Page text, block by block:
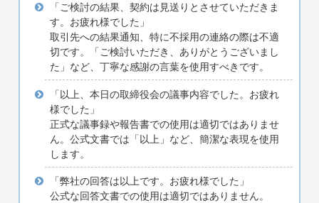
「ご検討の結果、契約は見送りとさせていただきま
す。お疲れ様でした」
取引先への結果通知、特に不採用の連絡の際は不適
切です。「ご検討いただき、ありがとうございまし
た」など、丁寧な感謝の言葉を使用すべきです。
「以上、本日の取締役会の議事内容でした。お疲れ
様でした」
正式な議事録や報告書での使用は適切ではありませ
ん。公式文書では「以上」など、簡潔な表現を使用
します。
「弊社の回答は以上です。お疲れ様でした」
公式な回答文書での使用は適切ではありません。